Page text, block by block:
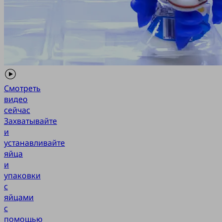
Смотреть
видео
сейчас
Захватывайте
и
устанавливайте
яйца
и
упаковки
с
яйцами
с
помощью